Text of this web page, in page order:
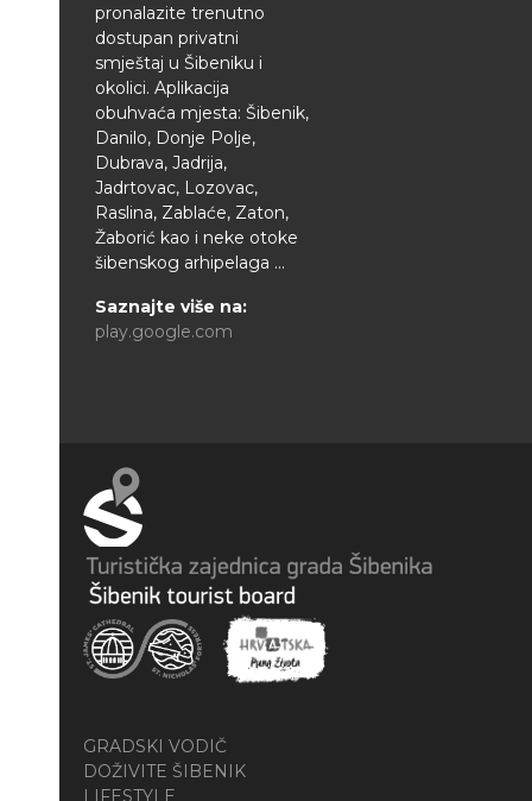
pronalazite trenutno
dostupan privatni
smještaj u Šibeniku i
okolici. Aplikacija
obuhvaća mjesta: Šibenik,
Danilo, Donje Polje,
Dubrava, Jadrija,
Jadrtovac, Lozovac,
Raslina, Zablaće, Zaton,
Žaborić kao i neke otoke
šibenskog arhipelaga ...
Saznajte više na:
play.google.com
GRADSKI VODIČ
DOŽIVITE ŠIBENIK
LIFESTYLE